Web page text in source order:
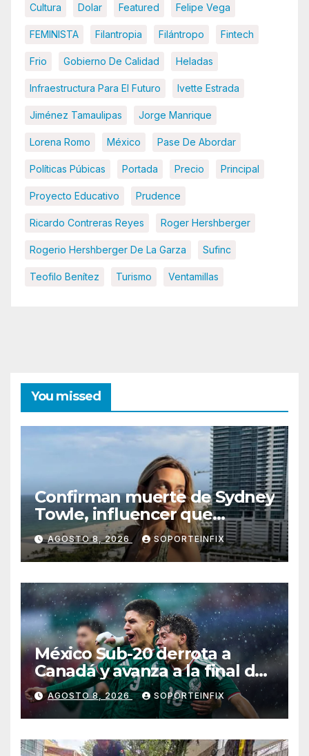
Cultura Dolar Featured Felipe Vega
FEMINISTA Filantropia Filántropo Fintech
Frio Gobierno De Calidad Heladas
Infraestructura Para El Futuro Ivette Estrada
Jiménez Tamaulipas Jorge Manrique
Lorena Romo México Pase De Abordar
Políticas Púbicas Portada Precio Principal
Proyecto Educativo Prudence
Ricardo Contreras Reyes Roger Hershberger
Rogerio Hershberger De La Garza Sufinc
Teofilo Benítez Turismo Ventamillas
You missed
Confirman muerte de Sydney
Towle, influencer que
documentó su lucha contra
el cáncer
AGOSTO 8, 2026 SOPORTEINFIX
México Sub-20 derrota a
Canadá y avanza a la final del
Premundial Concacaf
AGOSTO 8, 2026 SOPORTEINFIX